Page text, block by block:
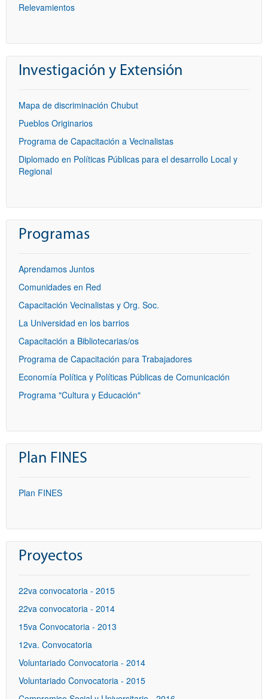
Relevamientos
Investigación y Extensión
Mapa de discriminación Chubut
Pueblos Originarios
Programa de Capacitación a Vecinalistas
Diplomado en Políticas Públicas para el desarrollo Local y
Regional
Programas
Aprendamos Juntos
Comunidades en Red
Capacitación Vecinalistas y Org. Soc.
La Universidad en los barrios
Capacitación a Bibliotecarias/os
Programa de Capacitación para Trabajadores
Economía Política y Políticas Públicas de Comunicación
Programa "Cultura y Educación"
Plan FINES
Plan FINES
Proyectos
22va convocatoria - 2015
22va convocatoria - 2014
15va Convocatoria - 2013
12va. Convocatoria
Voluntariado Convocatoria - 2014
Voluntariado Convocatoria - 2015